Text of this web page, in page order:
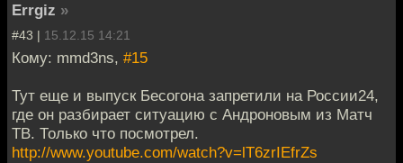
Errgiz »
#43 | 15.12.15 14:21
Кому: mmd3ns, #15
Тут еще и выпуск Бесогона запретили на России24,
где он разбирает ситуацию с Андроновым из Матч
ТВ. Только что посмотрел.
http://www.youtube.com/watch?v=lT6zrIEfrZs